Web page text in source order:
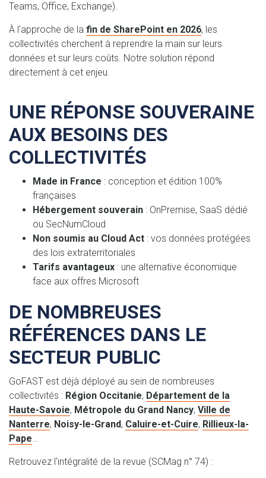
Teams, Office, Exchange).
À l'approche de la fin de SharePoint en 2026, les
collectivités cherchent à reprendre la main sur leurs
données et sur leurs coûts. Notre solution répond
directement à cet enjeu.
UNE RÉPONSE SOUVERAINE
AUX BESOINS DES
COLLECTIVITÉS
Made in France : conception et édition 100%
françaises
Hébergement souverain : OnPremise, SaaS dédié
ou SecNumCloud
Non soumis au Cloud Act : vos données protégées
des lois extraterritoriales
Tarifs avantageux : une alternative économique
face aux offres Microsoft
DE NOMBREUSES
RÉFÉRENCES DANS LE
SECTEUR PUBLIC
GoFAST est déjà déployé au sein de nombreuses
collectivités : Région Occitanie, Département de la
Haute-Savoie, Métropole du Grand Nancy, Ville de
Nanterre, Noisy-le-Grand, Caluire-et-Cuire, Rillieux-la-
Pape…
Retrouvez l'intégralité de la revue (SCMag n° 74) :